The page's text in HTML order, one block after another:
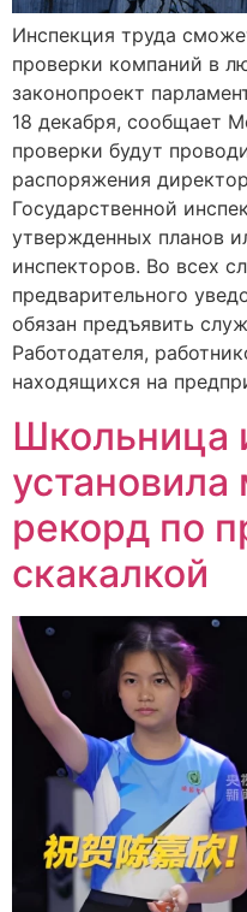
Инспекция труда
проверки компаний в
законопроект
18 декабря, сообщает
проверки будут
распоряжения
Государственной
утвержденных планов
инспекторов. Во всех
предварительного
обязан предъявить
Работодателя,
находящихся на
Школьница
рекорд по
скакалкой